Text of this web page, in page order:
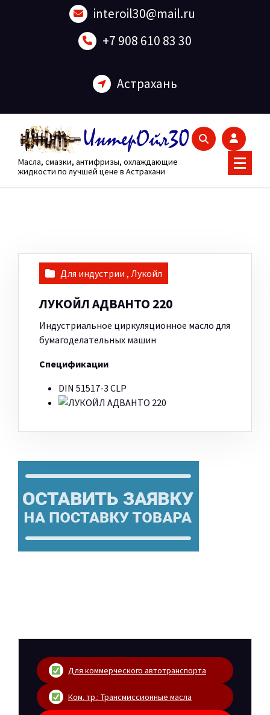
interoil30@mail.ru
+7 908 610 83 30
Астрахань
Масла, смазки, антифризы, охлаждающие
жидкости по лучшей цене в Астрахани
Для индустрии , Лукойл
ЛУКОЙЛ АДВАНТО 220
Индустриальное циркуляционное масло для
бумагоделательных машин
Спецификации
DIN 51517-3 CLP
Для коммерческого автотранспорта
Ком. тр.: Трансмиссионные масла